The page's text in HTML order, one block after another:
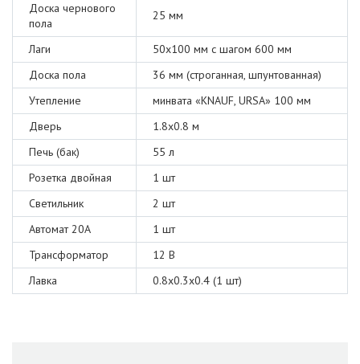
Доска чернового
пола
25 мм
Лаги
50х100 мм с шагом 600 мм
Доска пола
36 мм (строганная, шпунтованная)
Утепление
минвата «KNAUF, URSA» 100 мм
Дверь
1.8х0.8 м
Печь (бак)
55 л
Розетка двойная
1 шт
Светильник
2 шт
Автомат 20А
1 шт
Трансформатор
12 В
Лавка
0.8х0.3х0.4 (1 шт)